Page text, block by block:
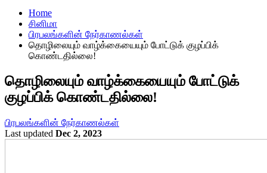
Home
சினிமா
பிரபலங்களின் நேர்காணல்கள்
தொழிலையும் வாழ்க்கையையும் போட்டுக் குழப்பிக்
கொண்டதில்லை!
தொழிலையும் வாழ்க்கையையும் போட்டுக்
குழப்பிக் கொண்டதில்லை!
பிரபலங்களின் நேர்காணல்கள்
Last updated Dec 2, 2023